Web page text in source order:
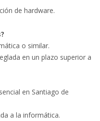
de hardware.
o similar.
en un plazo superior a
en Santiago de
a la informática.